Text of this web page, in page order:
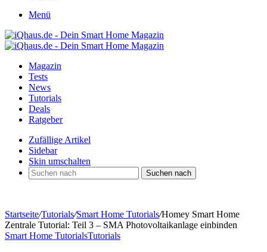
Menü
Magazin
Tests
News
Tutorials
Deals
Ratgeber
Zufällige Artikel
Sidebar
Skin umschalten
Suchen nach
Startseite/Tutorials/Smart Home Tutorials/Homey Smart Home
Zentrale Tutorial: Teil 3 – SMA Photovoltaikanlage einbinden
Smart Home TutorialsTutorials